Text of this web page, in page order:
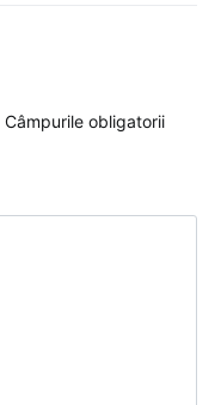
Câmpurile obligatorii